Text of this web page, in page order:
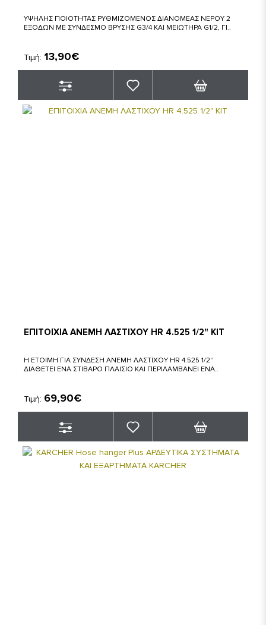
ΥΨΗΛΗΣ ΠΟΙΟΤΗΤΑΣ ΡΥΘΜΙΖΟΜΕΝΟΣ ΔΙΑΝΟΜΕΑΣ ΝΕΡΟΥ 2
ΕΞΟΔΩΝ ΜΕ ΣΥΝΔΕΣΜΟ ΒΡΥΣΗΣ G3/4 ΚΑΙ ΜΕΙΩΤΗΡΑ G1/2, ΓΙ..
Τιμή: 13,90€
ΕΠΙΤΟΙΧΙΑ ΑΝΕΜΗ ΛΑΣΤΙΧΟΥ HR 4.525 1/2" KIT
Η ΕΤΟΙΜΗ ΓΙΑ ΣΥΝΔΕΣΗ ΑΝΕΜΗ ΛΑΣΤΙΧΟΥ HR 4.525 1/2''
ΔΙΑΘΕΤΕΙ ΕΝΑ ΣΤΙΒΑΡΟ ΠΛΑΙΣΙΟ ΚΑΙ ΠΕΡΙΛΑΜΒΑΝΕΙ ΕΝΑ..
Τιμή: 69,90€